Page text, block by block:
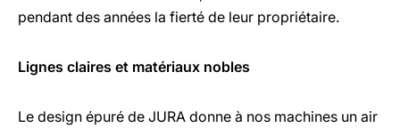
pendant des années la fierté de leur propriétaire.
Lignes claires et matériaux nobles
Le design épuré de JURA donne à nos machines un air